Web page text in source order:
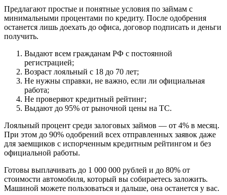
Предлагают простые и понятные условия по займам с
минимальными процентами по кредиту. После одобрения
останется лишь доехать до офиса, договор подписать и деньги
получить.
Выдают всем гражданам РФ с постоянной
регистрацией;
Возраст лояльный с 18 до 70 лет;
Не нужны справки, не важно, если ли официальная
работа;
Не проверяют кредитный рейтинг;
Выдают до 95% от рыночной цены на ТС.
Лояльный процент среди залоговых займов — от 4% в месяц.
При этом до 90% одобрений всех отправленных заявок даже
для заемщиков с испорченным кредитным рейтингом и без
официальной работы.
Готовы выплачивать до 1 000 000 рублей и до 80% от
стоимости автомобиля, который вы собираетесь заложить.
Машиной можете пользоваться и дальше, она останется у вас.